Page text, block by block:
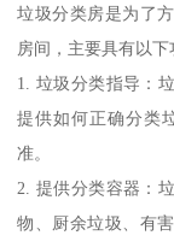
垃圾分类房是为了
房间，主要具有以下
1. 垃圾分类指导：
提供如何正确分类
准。
2. 提供分类容器：
物、厨余垃圾、有